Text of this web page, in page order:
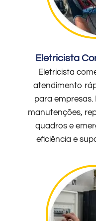
Eletricista
Eletricista
atendimento
para empresas.
manutenções,
quadros e
eficiência e